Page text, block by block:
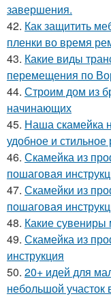
завершения.
42. Как защитить
пленки во время
43. Какие виды
перемещения по
44. Строим дом из
начинающих
45. Наша скамейка
удобное и
46. Скамейка из
пошаговая
47. Скамейки из
пошаговая
48. Какие сувениры
49. Скамейка из
инструкция
50. 20+ идей для
небольшой участок